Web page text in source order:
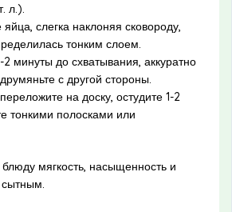
л.).
слегка наклоняя сковороду,
тонким слоем.
минуты до схватывания, аккуратно
с другой стороны.
на доску, остудите 1-2
тонкими полосками или
мягкость, насыщенность и
сытным.